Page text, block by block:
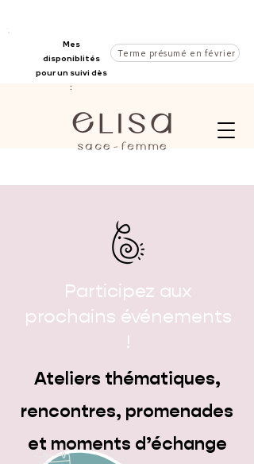
Mes
disponiblités
pour un suivi dès
:
Terme présumé en février
Participez aux
prochains événements
!
Ateliers thématiques,
rencontres, promenades
et moments d’échange